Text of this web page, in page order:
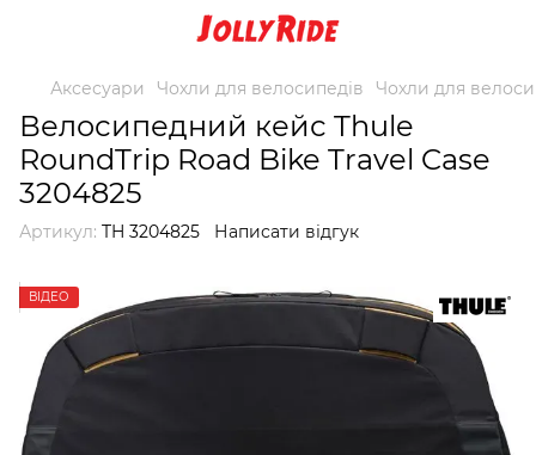
Аксесуари Чохли для велосипедів Чохли для
Велосипедний кейс Thule
RoundTrip Road Bike Travel Case
3204825
Артикул: TH 3204825 Написати відгук
ВІДЕО